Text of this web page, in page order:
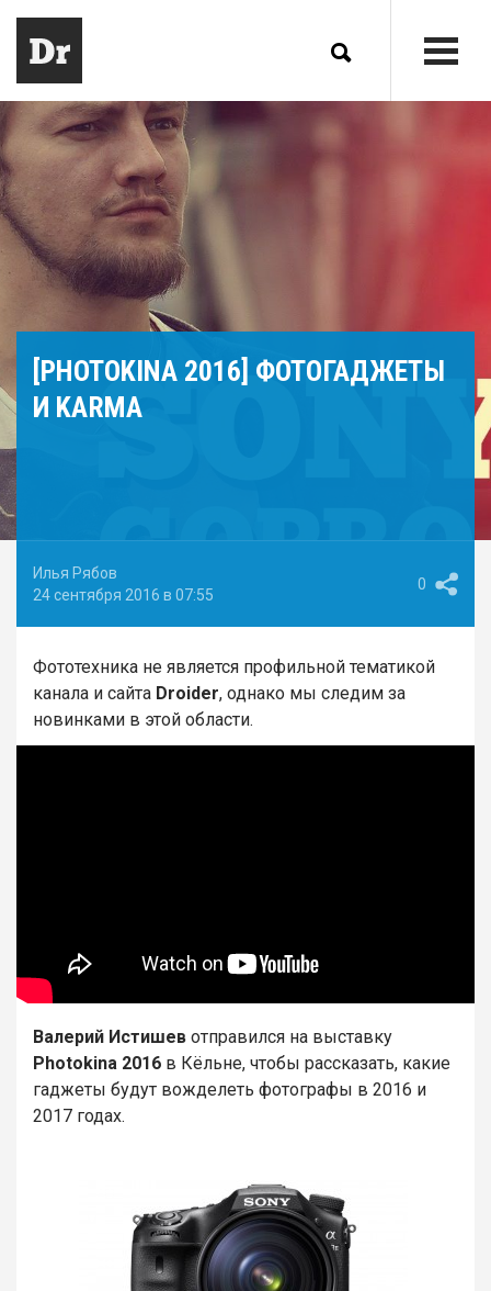
[PHOTOKINA 2016] ФОТОГАДЖЕТЫ
И KARMA
Илья Рябов
24 сентября 2016 в 07:55
0
Фототехника не является профильной тематикой
канала и сайта Droider, однако мы следим за
новинками в этой области.
Валерий Истишев отправился на выставку
Photokina 2016 в Кёльне, чтобы рассказать, какие
гаджеты будут вожделеть фотографы в 2016 и
2017 годах.